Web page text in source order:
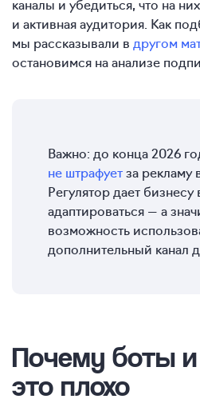
каналы и убедиться, что на
и активная аудитория. Как
мы рассказывали в другом
остановимся на анализе
Важно: до конца 2026
не штрафуетза рекламу
Регулятор дает бизнесу
адаптироваться — а
возможность
дополнительный канал
Почему боты
это плохо